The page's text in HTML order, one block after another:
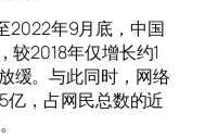
2022年9月底，中国
较2018年仅增长约1
缓。与此同时，网络
亿，占网民总数的近